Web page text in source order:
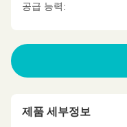
공급 능력:
제품 세부정보